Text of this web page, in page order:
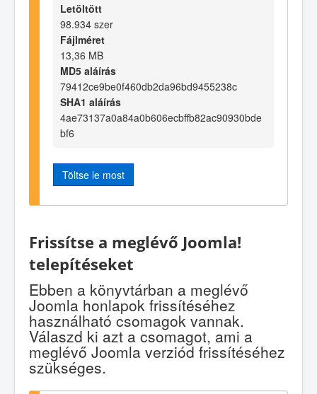
Letöltött
98.934 szer
Fájlméret
13,36 MB
MD5 aláírás
79412ce9be0f460db2da96bd9455238c
SHA1 aláírás
4ae73137a0a84a0b606ecbffb82ac90930bde
bf6
Töltse le most
Frissítse a meglévő Joomla!
telepítéseket
Ebben a könyvtárban a meglévő
Joomla honlapok frissítéséhez
használható csomagok vannak.
Válaszd ki azt a csomagot, ami a
meglévő Joomla verziód frissítéséhez
szükséges.